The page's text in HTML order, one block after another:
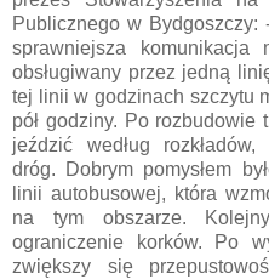
Publicznego w Bydgoszczy:
sprawniejsza komunikacja
obsługiwany przez jedną
tej linii w godzinach szczytu
pół godziny. Po rozbudowie
jeździć według
dróg. Dobrym pomysłem
linii autobusowej, która
na tym obszarze.
ograniczenie korków. Po
zwiększy się